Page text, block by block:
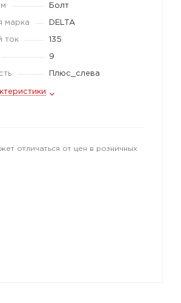
Болт
марка DELTA
ток 135
9
Плюс_слева
отличаться от цен в розничных